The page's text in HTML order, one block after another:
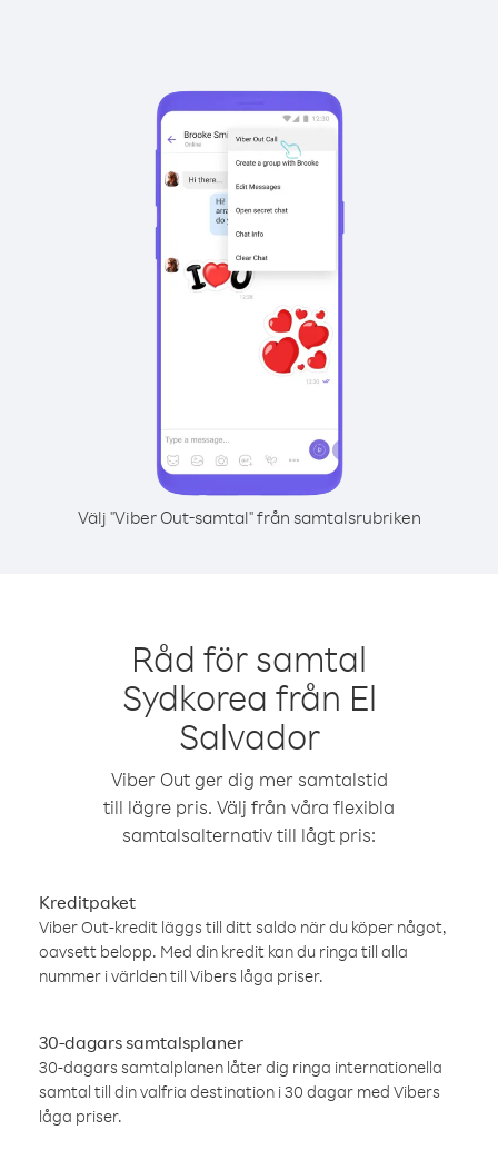
Välj "Viber Out-samtal" från samtalsrubriken
Råd för samtal
Sydkorea från El
Salvador
Viber Out ger dig mer samtalstid
till lägre pris. Välj från våra flexibla
samtalsalternativ till lågt pris:
Kreditpaket
Viber Out-kredit läggs till ditt saldo när du köper något,
oavsett belopp. Med din kredit kan du ringa till alla
nummer i världen till Vibers låga priser.
30-dagars samtalsplaner
30-dagars samtalplanen låter dig ringa internationella
samtal till din valfria destination i 30 dagar med Vibers
låga priser.